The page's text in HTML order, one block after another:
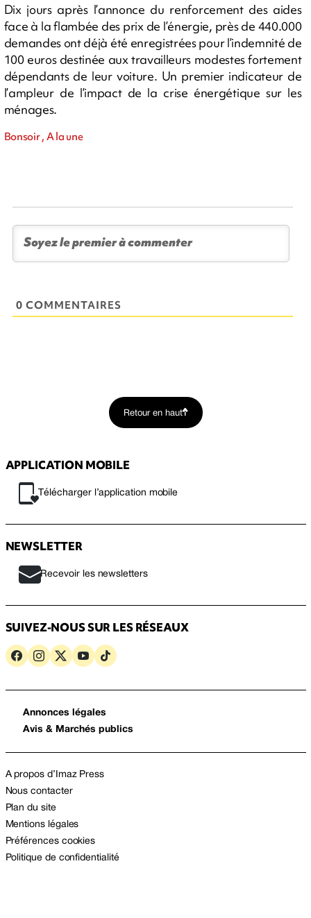
Dix jours après l’annonce du renforcement des aides
face à la flambée des prix de l’énergie, près de 440.000
demandes ont déjà été enregistrées pour l’indemnité de
100 euros destinée aux travailleurs modestes fortement
dépendants de leur voiture. Un premier indicateur de
l’ampleur de l’impact de la crise énergétique sur les
ménages.
Bonsoir , A la une
0 COMMENTAIRES
Retour en haut
APPLICATION MOBILE
Télécharger l’application mobile
NEWSLETTER
Recevoir les newsletters
SUIVEZ-NOUS SUR LES RÉSEAUX
Annonces légales
Avis & Marchés publics
A propos d’Imaz Press
Nous contacter
Plan du site
Mentions légales
Préférences cookies
Politique de confidentialité